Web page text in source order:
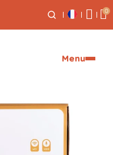
0
Menu